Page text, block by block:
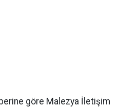
göre Malezya İletişim